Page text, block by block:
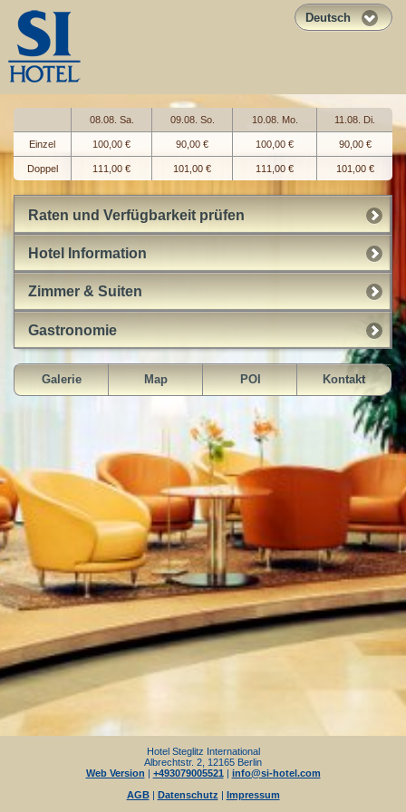
Deutsch
08.08. Sa. 09.08. So. 10.08. Mo. 11.08. Di.
Einzel 100,00 € 90,00 € 100,00 € 90,00 €
Doppel 111,00 € 101,00 € 111,00 € 101,00 €
Raten und Verfügbarkeit prüfen
Hotel Information
Zimmer & Suiten
Gastronomie
Galerie Map POI Kontakt
Hotel Steglitz International
Albrechtstr. 2, 12165 Berlin
Web Version | +493079005521 | info@si-hotel.com
AGB| Datenschutz | Impressum